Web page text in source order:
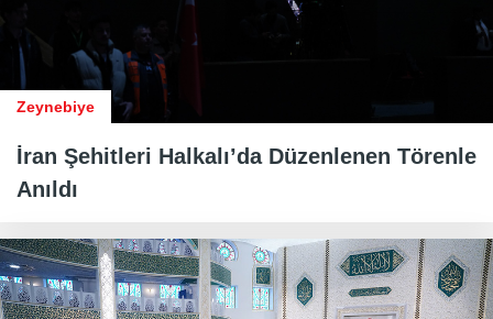
Zeynebiye
İran Şehitleri Halkalı’da Düzenlenen Törenle
Anıldı